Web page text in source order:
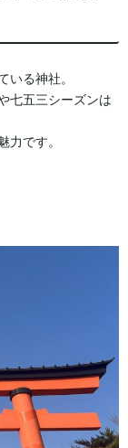
いる神社。
七五三シーズンは
力です。